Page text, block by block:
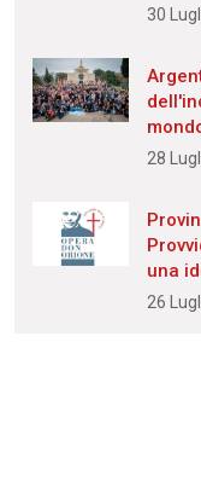
30
28
una
26